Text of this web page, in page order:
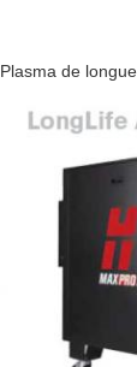
Plasma de